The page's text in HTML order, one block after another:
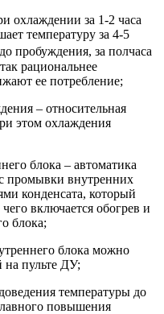
охлаждении за 1-2 часа
температуру за 4-5
пробуждения, за полчаса
рациональнее
ее потребление;
– относительная
этом охлаждения
блока – автоматика
промывки внутренних
конденсата, который
включается обогрев и
блока;
блока можно
пульте ДУ;
температуры до
повышения